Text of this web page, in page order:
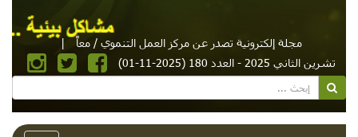
مجلة إلكترونية تصدر عن مركز العمل التنموي / معاً
|
تشرين الثاني 2025 - العدد 180 (2025-11-01)